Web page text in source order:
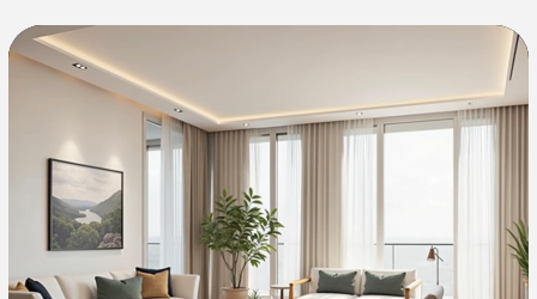
Комфорт
в вашу жизнь
Есть дела по-важней,
чем открывать шторы
Сложные
окна